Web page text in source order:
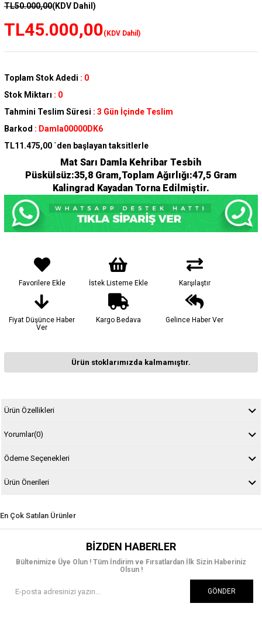
TL50.000,00(KDV Dahil)
TL45.000,00(KDV Dahil)
Toplam Stok Adedi : 0
Stok Miktarı : 0
Tahmini Teslim Süresi : 3 Gün İçinde Teslim
Barkod : Damla00000DK6
TL11.475,00 `den başlayan taksitlerle
Mat Sarı Damla Kehribar Tesbih
Püskülsüz:35,8 Gram,Toplam Ağırlığı:47,5 Gram
Kalingrad Kayadan Torna Edilmiştir.
Favorilere Ekle İstek Listeme Ekle Karşılaştır
Fiyat Düşünce Haber
Ver
Kargo Bedava Gelince Haber Ver
Ürün stoklarımızda kalmamıştır.
Ürün Özellikleri
Yorumlar(0)
Ödeme Seçenekleri
Ürün Önerileri
En Çok Satılan Ürünler
BIZDEN HABERLER
Bültenimize Üye Olun ! Tüm İndirim ve Fırsatlardan İlk Sizin Haberiniz
Olsun !
GÖNDER